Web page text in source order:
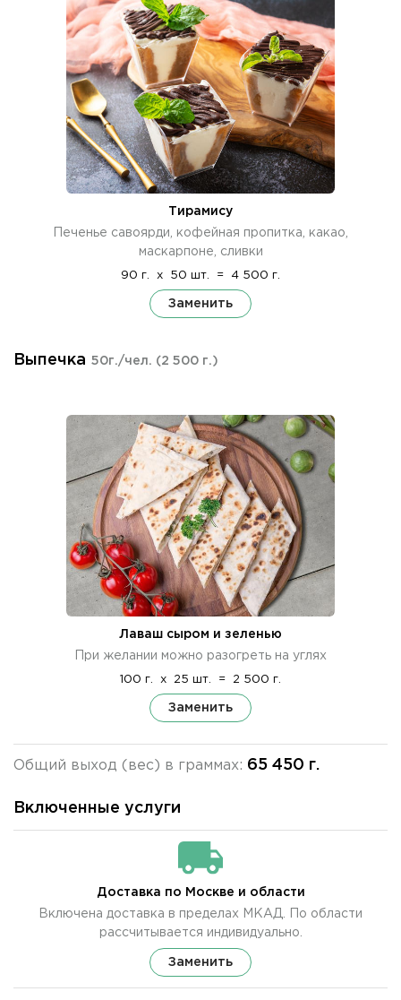
Тирамису
Печенье савоярди, кофейная пропитка, какао,
маскарпоне, сливки
90 г. x 50 шт. = 4 500 г.
Заменить
Выпечка 50г./чел. (2 500 г.)
Лаваш сыром и зеленью
При желании можно разогреть на углях
100 г. x 25 шт. = 2 500 г.
Заменить
Общий выход (вес) в граммах: 65 450 г.
Включенные услуги
Доставка по Москве и области
Включена доставка в пределах МКАД. По области
рассчитывается индивидуально.
Заменить